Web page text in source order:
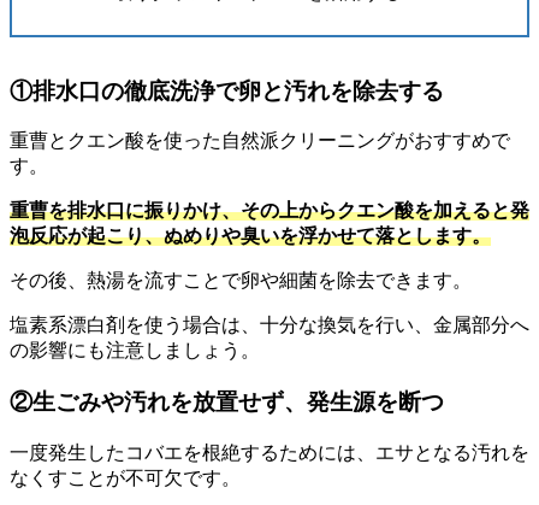
①排水口の徹底洗浄で卵と汚れを除去する
重曹とクエン酸を使った自然派クリーニングがおすすめで
す。
重曹を排水口に振りかけ、その上からクエン酸を加えると発
泡反応が起こり、ぬめりや臭いを浮かせて落とします。
その後、熱湯を流すことで卵や細菌を除去できます。
塩素系漂白剤を使う場合は、十分な換気を行い、金属部分へ
の影響にも注意しましょう。
②生ごみや汚れを放置せず、発生源を断つ
一度発生したコバエを根絶するためには、エサとなる汚れを
なくすことが不可欠です。